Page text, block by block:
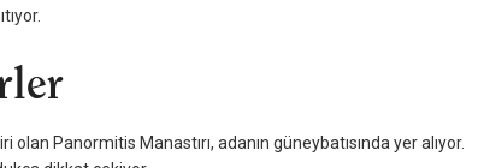
Panormitis Manastırı, adanın güneybatısında yer alıyor.